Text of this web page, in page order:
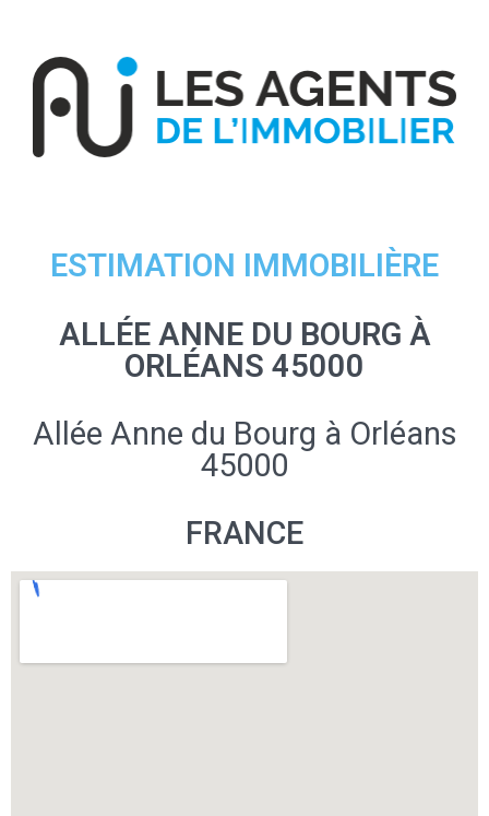
ESTIMATION IMMOBILIÈRE
ALLÉE ANNE DU BOURG À
ORLÉANS 45000
Allée Anne du Bourg à Orléans
45000
FRANCE